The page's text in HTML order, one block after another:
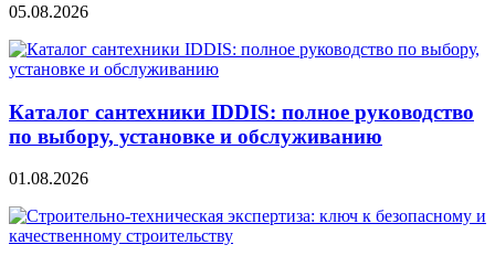
05.08.2026
Каталог сантехники IDDIS: полное руководство
по выбору, установке и обслуживанию
01.08.2026